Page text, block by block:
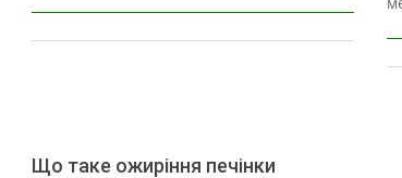
Що таке ожиріння печінки